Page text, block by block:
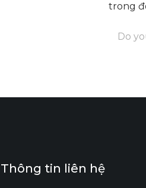
trong
Do
Thông tin liên hệ